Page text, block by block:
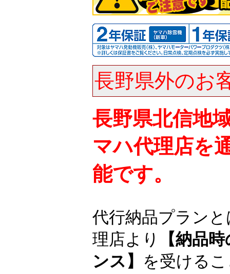
長野県外のお
長野県北信地
マハ代理店を
能です。
代行納品プラン
理店より
【納品
ンス】 を受ける